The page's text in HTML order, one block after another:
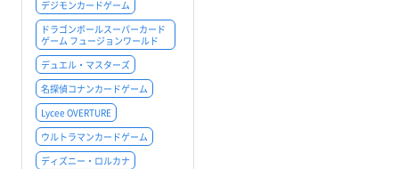
デジモンカードゲーム
ドラゴンボールスーパーカード
ゲーム フュージョンワールド
デュエル・マスターズ
名探偵コナンカードゲーム
Lycee OVERTURE
ウルトラマンカードゲーム
ディズニー・ロルカナ